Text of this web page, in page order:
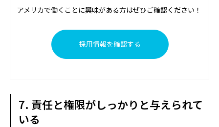
アメリカで働くことに興味がある方はぜひご確認ください！
採用情報を確認する
7. 責任と権限がしっかりと与えられて
いる